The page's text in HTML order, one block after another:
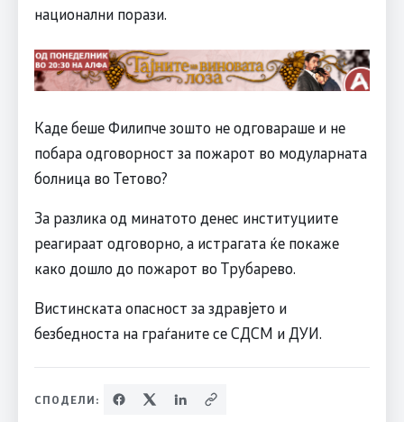
национални порази.
Каде беше Филипче зошто не одговараше и не
побара одговорност за пожарот во модуларната
болница во Тетово?
За разлика од минатото денес институциите
реагираат одговорно, а истрагата ќе покаже
како дошло до пожарот во Трубарево.
Вистинската опасност за здравјето и
безбедноста на граѓаните се СДСМ и ДУИ.
СПОДЕЛИ: